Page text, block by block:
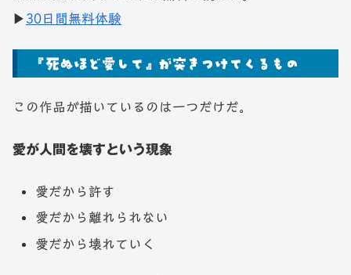
▶ 30日間無料体験
『死ぬほど愛して』が突きつけてくるもの
この作品が描いているのは一つだけだ。
愛が人間を壊すという現象
愛だから許す
愛だから離れられない
愛だから壊れていく